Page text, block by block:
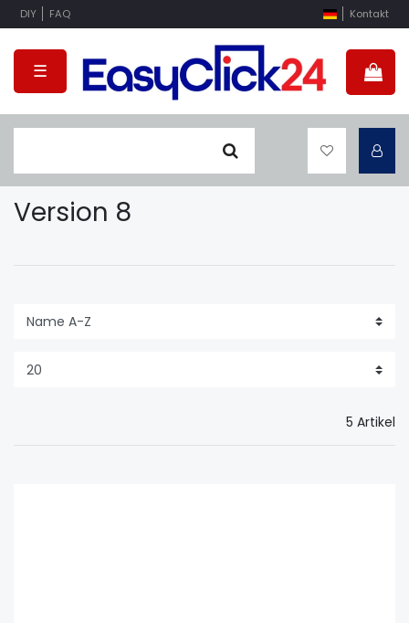
DIY FAQ Kontakt
☰
Version 8
5 Artikel